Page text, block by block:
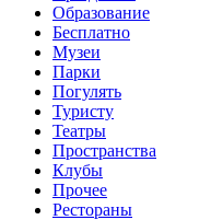
Образование
Бесплатно
Музеи
Парки
Погулять
Туристу
Театры
Пространства
Клубы
Прочее
Рестораны